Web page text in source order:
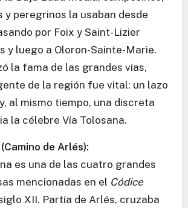
y peregrinos la usaban desde
por Foix y Saint-Lizier
y luego a Oloron-Sainte-Marie.
la fama de las grandes vías,
de la región fue vital: un lazo
al mismo tiempo, una discreta
la célebre Vía Tolosana.
de Arlés):
es una de las cuatro grandes
mencionadas en el Códice
XII. Partía de Arlés, cruzaba